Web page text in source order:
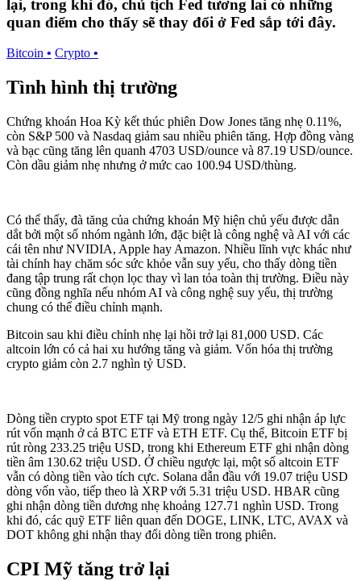
lại, trong khi đó, chủ tịch Fed tương lai có những
quan điểm cho thấy sẽ thay đổi ở Fed sắp tới đây.
Bitcoin • Crypto •
Tình hình thị trường
Chứng khoán Hoa Kỳ kết thúc phiên Dow Jones tăng nhẹ 0.11%,
còn S&P 500 và Nasdaq giảm sau nhiều phiên tăng. Hợp đồng vàng
và bạc cũng tăng lên quanh 4703 USD/ounce và 87.19 USD/ounce.
Còn dầu giảm nhẹ nhưng ở mức cao 100.94 USD/thùng.
Có thể thấy, đà tăng của chứng khoán Mỹ hiện chủ yếu được dẫn
dắt bởi một số nhóm ngành lớn, đặc biệt là công nghệ và AI với các
cái tên như NVIDIA, Apple hay Amazon. Nhiều lĩnh vực khác như
tài chính hay chăm sóc sức khỏe vẫn suy yếu, cho thấy dòng tiền
đang tập trung rất chọn lọc thay vì lan tỏa toàn thị trường. Điều này
cũng đồng nghĩa nếu nhóm AI và công nghệ suy yếu, thị trường
chung có thể điều chỉnh mạnh.
Bitcoin sau khi điều chỉnh nhẹ lại hồi trở lại 81,000 USD. Các
altcoin lớn có cả hai xu hướng tăng và giảm. Vốn hóa thị trường
crypto giảm còn 2.7 nghìn tỷ USD.
Dòng tiền crypto spot ETF tại Mỹ trong ngày 12/5 ghi nhận áp lực
rút vốn mạnh ở cả BTC ETF và ETH ETF. Cụ thể, Bitcoin ETF bị
rút ròng 233.25 triệu USD, trong khi Ethereum ETF ghi nhận dòng
tiền âm 130.62 triệu USD. Ở chiều ngược lại, một số altcoin ETF
vẫn có dòng tiền vào tích cực. Solana dẫn đầu với 19.07 triệu USD
dòng vốn vào, tiếp theo là XRP với 5.31 triệu USD. HBAR cũng
ghi nhận dòng tiền dương nhẹ khoảng 127.71 nghìn USD. Trong
khi đó, các quỹ ETF liên quan đến DOGE, LINK, LTC, AVAX và
DOT không ghi nhận thay đổi dòng tiền trong phiên.
CPI Mỹ tăng trở lại